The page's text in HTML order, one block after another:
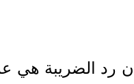
رد الضريبة هي